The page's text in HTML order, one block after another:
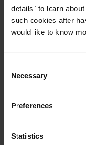
details" to learn
such cookies after
would like to know
Selection
Necessary
Preferences
Statistics